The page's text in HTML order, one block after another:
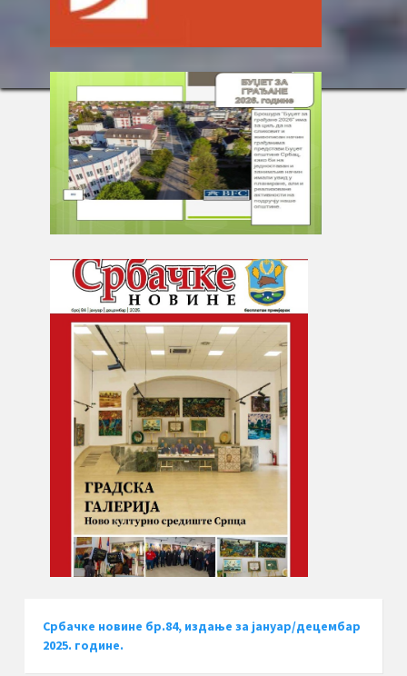
Србачке новине бр.84, издање за јануар/децембар
2025. године.